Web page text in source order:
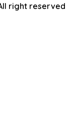
right reserved